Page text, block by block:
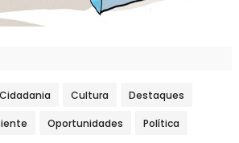
Cidadania Cultura Destaques
Oportunidades Política